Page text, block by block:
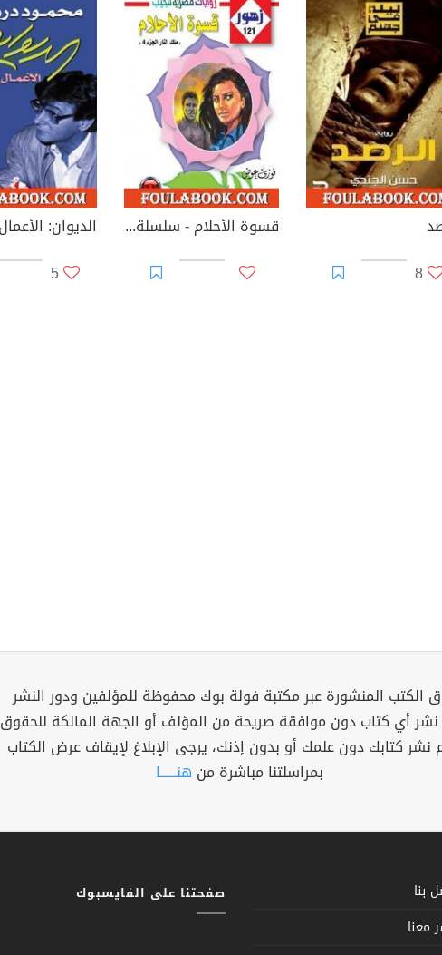
8
قسوة الأحلام - سلسلة زهور
5
الكتب المنشورة عبر مكتبة فولة بوك محفوظة للمؤلفين ودور النشر
نشر أي كتاب دون موافقة صريحة من المؤلف أو الجهة المالكة للحقوق
نشر كتابك دون علمك أو بدون إذنك، يرجى الإبلاغ لإيقاف عرض الكتاب
بمراسلتنا مباشرة من هنــــــا
بنا
معنا
صفحتنا على الفايسبوك